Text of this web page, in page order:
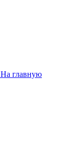
На главную